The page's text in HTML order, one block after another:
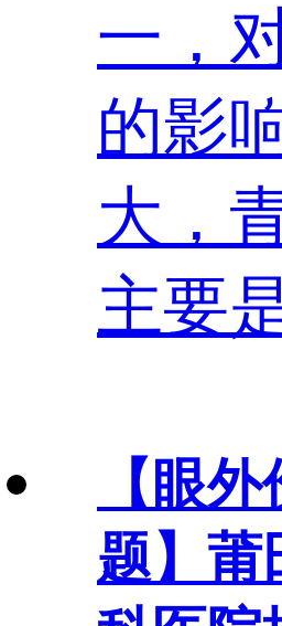
一，
的影
大，
主要
【眼
题】 莆